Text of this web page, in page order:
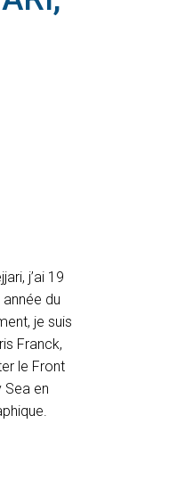
j’ai 19
du
je suis
Franck,
le Front
Sea en